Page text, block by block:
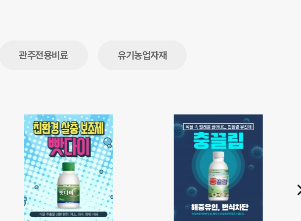
관주전용비료 유기농업자재